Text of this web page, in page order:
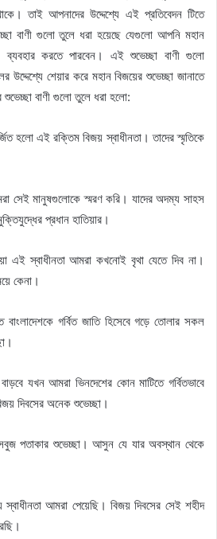
তাই আপনাদের উদ্দেশ্যে এই প্রতিবেদন টিতে
বাণী গুলো তুলে ধরা হয়েছে যেগুলো আপনি মহান
ব্যবহার করতে পারবেন। এই শুভেচ্ছা বাণী গুলো
উদ্দেশ্যে শেয়ার করে মহান বিজয়ের শুভেচ্ছা জানাতে
শুভেচ্ছা বাণী গুলো তুলে ধরা হলো:
হলো এই রক্তিম বিজয় স্বাধীনতা। তাদের স্মৃতিকে
সেই মানুষগুলোকে স্মরণ করি। যাদের অদম্য সাহস
প্রধান হাতিয়ার।
এই স্বাধীনতা আমরা কখনোই বৃথা যেতে দিব না।
কেনা।
গর্বিত জাতি হিসেবে গড়ে তোলার সকল
যখন আমরা ভিনদেশের কোন মাটিতে গর্বিতভাবে
দিবসের অনেক শুভেচ্ছা।
পতাকার শুভেচ্ছা। আসুন যে যার অবস্থান থেকে
আমরা পেয়েছি। বিজয় দিবসের সেই শহীদ